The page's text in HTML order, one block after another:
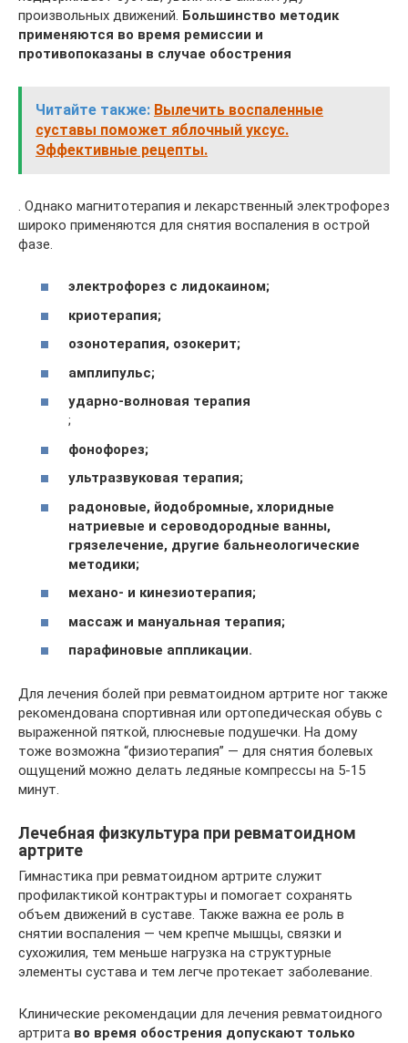
произвольных движений. Большинство методик
применяются во время ремиссии и
противопоказаны в случае обострения
Читайте также: Вылечить воспаленные
суставы поможет яблочный уксус.
Эффективные рецепты.
. Однако магнитотерапия и лекарственный электрофорез
широко применяются для снятия воспаления в острой
фазе.
электрофорез с лидокаином;
криотерапия;
озонотерапия, озокерит;
амплипульс;
ударно-волновая терапия
;
фонофорез;
ультразвуковая терапия;
радоновые, йодобромные, хлоридные
натриевые и сероводородные ванны,
грязелечение, другие бальнеологические
методики;
механо- и кинезиотерапия;
массаж и мануальная терапия;
парафиновые аппликации.
Для лечения болей при ревматоидном артрите ног также
рекомендована спортивная или ортопедическая обувь с
выраженной пяткой, плюсневые подушечки. На дому
тоже возможна “физиотерапия” — для снятия болевых
ощущений можно делать ледяные компрессы на 5-15
минут.
Лечебная физкультура при ревматоидном
артрите
Гимнастика при ревматоидном артрите служит
профилактикой контрактуры и помогает сохранять
объем движений в суставе. Также важна ее роль в
снятии воспаления — чем крепче мышцы, связки и
сухожилия, тем меньше нагрузка на структурные
элементы сустава и тем легче протекает заболевание.
Клинические рекомендации для лечения ревматоидного
артрита во время обострения допускают только